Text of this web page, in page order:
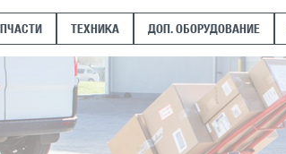
ТЕХНИКА ДОП. ОБОРУДОВАНИЕ